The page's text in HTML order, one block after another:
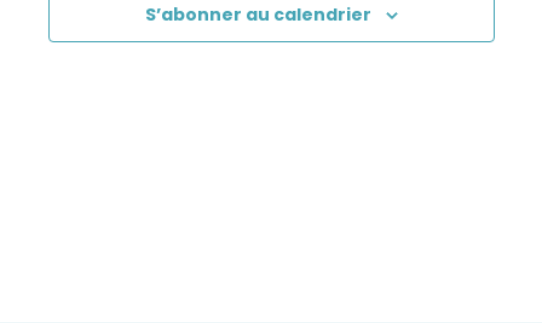
S’abonner au calendrier